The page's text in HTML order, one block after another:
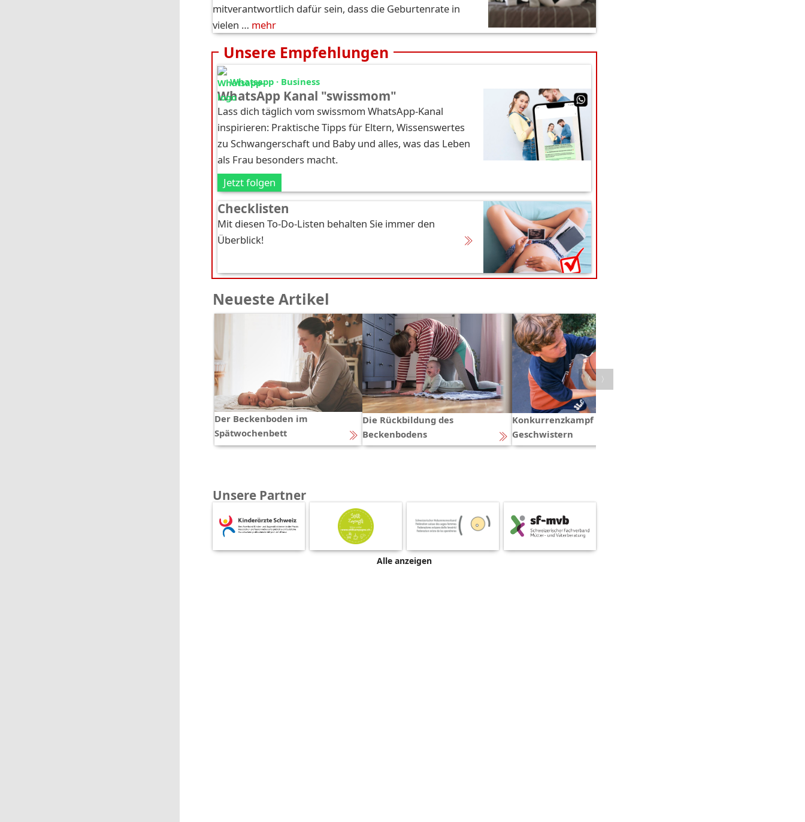
mitverantwortlich dafür sein, dass die Geburtenrate in
vielen … mehr
Unsere Empfehlungen
Whatsapp · Business
WhatsApp Kanal "swissmom"
Lass dich täglich vom swissmom WhatsApp-Kanal
inspirieren: Praktische Tipps für Eltern, Wissenswertes
zu Schwangerschaft und Baby und alles, was das Leben
als Frau besonders macht.
Jetzt folgen
Checklisten
Mit diesen To-Do-Listen behalten Sie immer den
Überblick!
Neueste Artikel
Der Beckenboden im
Spätwochenbett
Die Rückbildung des
Beckenbodens
Konkurrenzkampf unter
Geschwistern
〈 〉
Unsere Partner
Alle anzeigen